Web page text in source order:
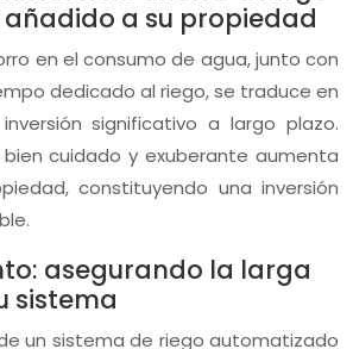
a su propiedad
en el consumo de agua, junto con
dedicado al riego, se traduce en
significativo a largo plazo.
cuidado y exuberante aumenta
constituyendo una inversión
asegurando la larga
sistema
un sistema de riego automatizado